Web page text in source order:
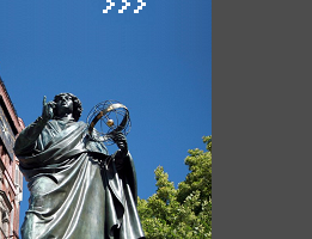
ryzalitowymi
się te od strony
oraz
również wewnętrzne
skrzydła